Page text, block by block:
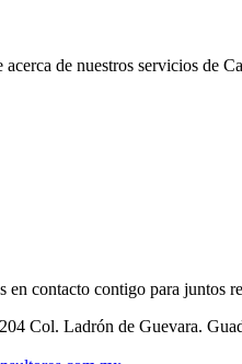
de nuestros servicios de
contacto contigo para juntos
Col. Ladrón de Guevara.